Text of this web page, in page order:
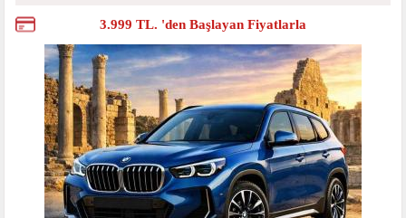
3.999 TL. 'den Başlayan Fiyatlarla